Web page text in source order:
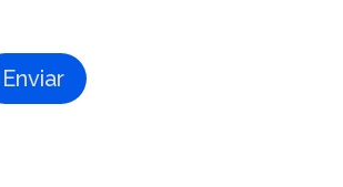
Enviar